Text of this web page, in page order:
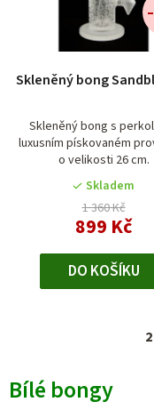
u
Skleněný bong
Skleněný bong s
luxusním pískovaném
o velikosti 26 cm.
Skladem
1 360 Kč
899 Kč
DO KOŠÍKU
2
Bílé bongy